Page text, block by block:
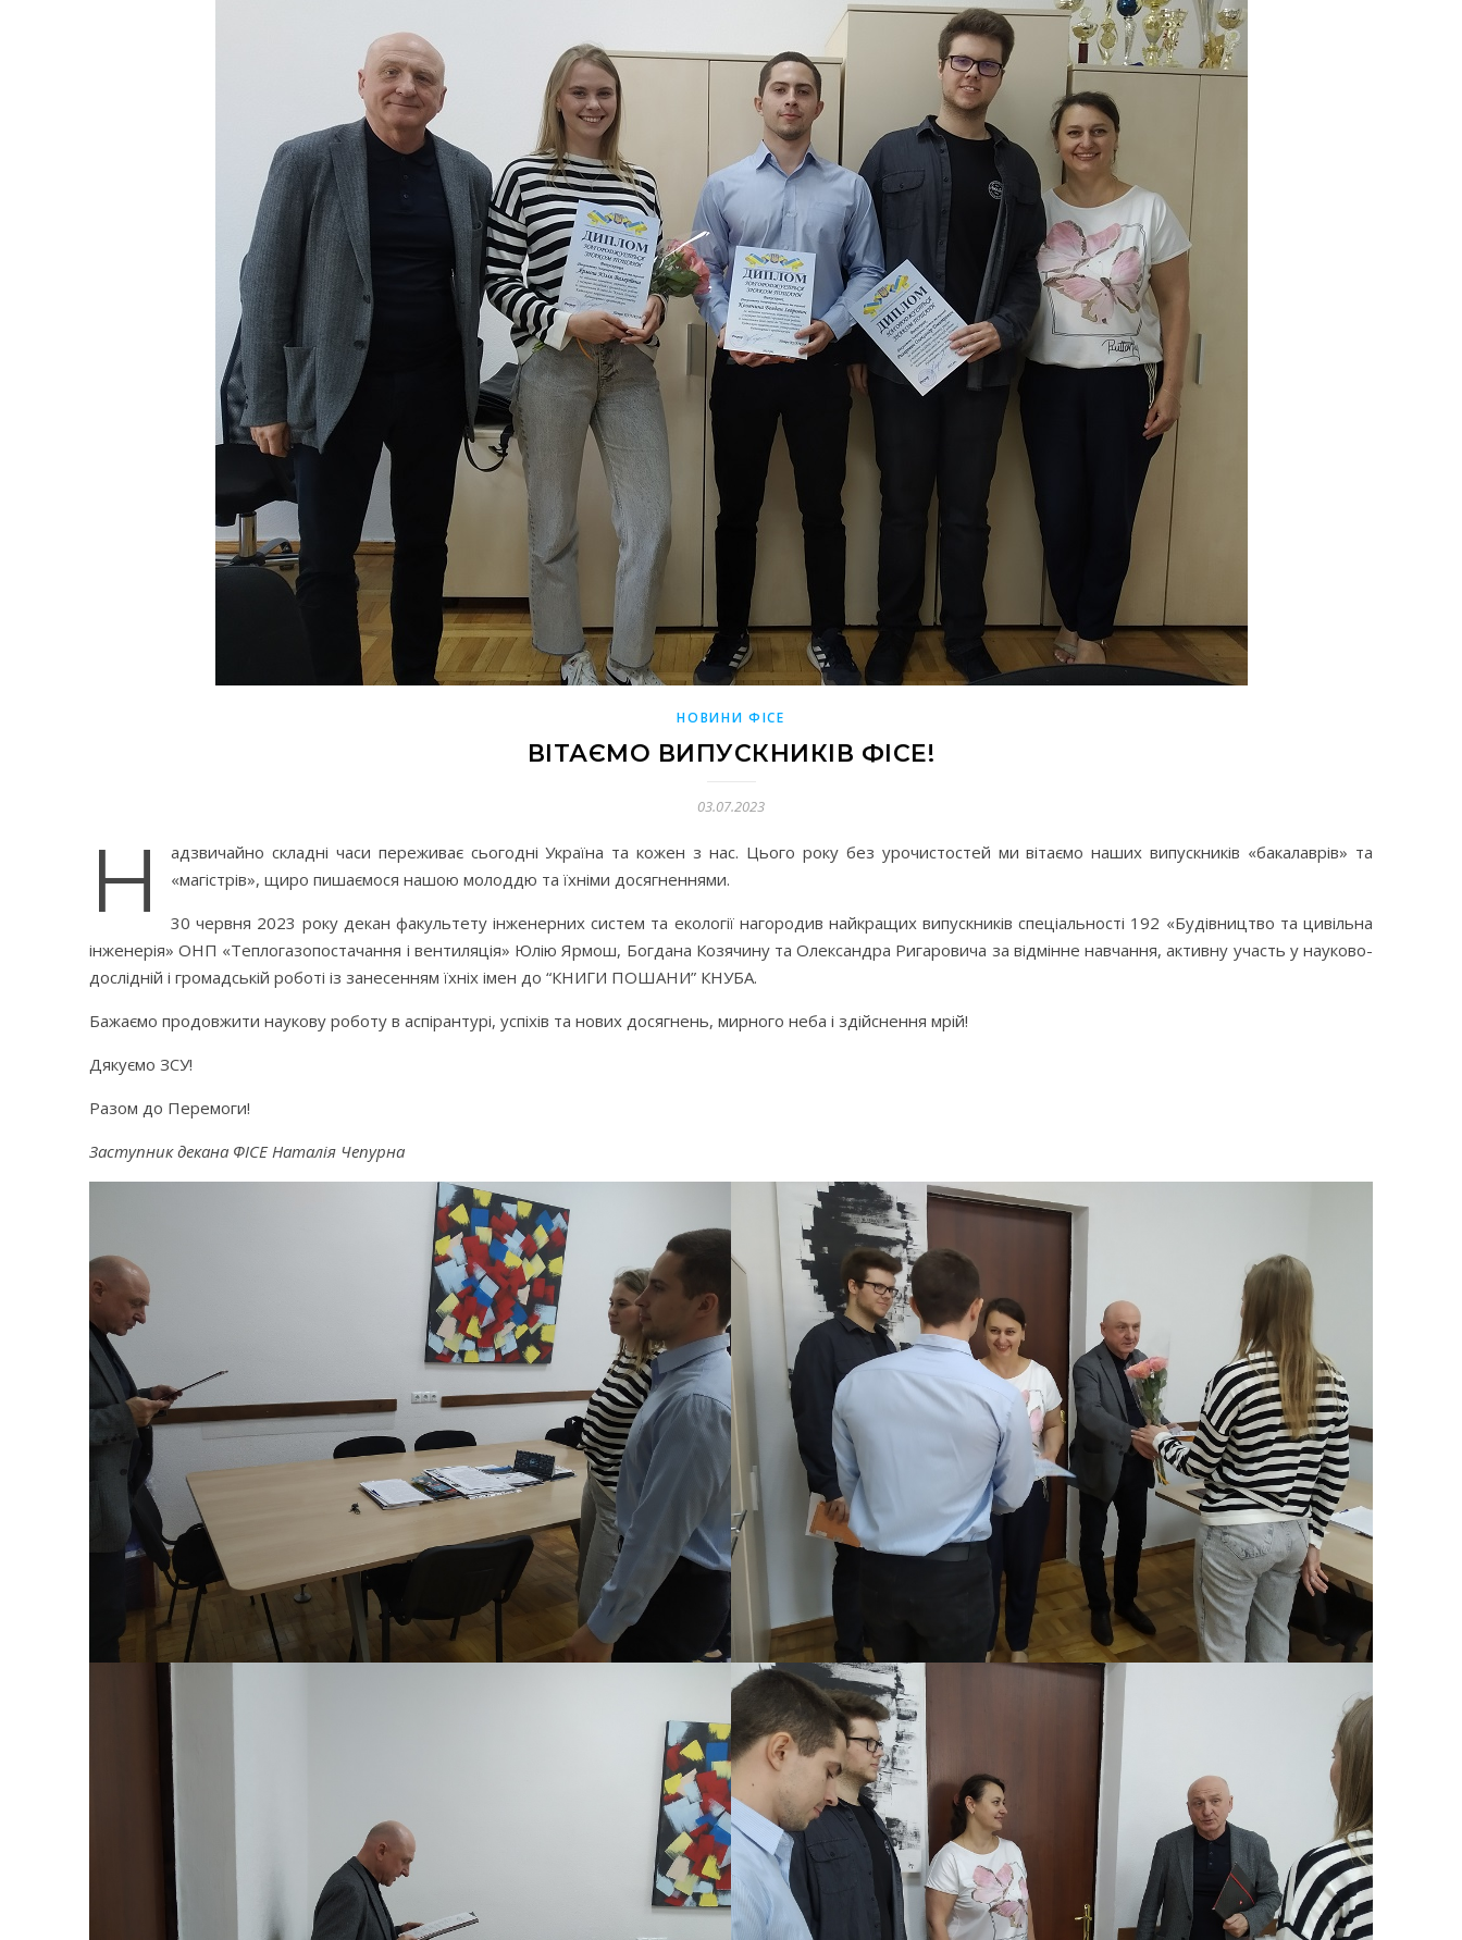
НОВИНИ ФІСЕ
ВІТАЄМО ВИПУСКНИКІВ ФІСЕ!
03.07.2023
Н
адзвичайно складні часи переживає сьогодні Україна та кожен з нас. Цього року без урочистостей ми вітаємо наших випускників «бакалаврів» та
«магістрів», щиро пишаємося нашою молоддю та їхніми досягненнями.
30 червня 2023 року декан факультету інженерних систем та екології нагородив найкращих випускників спеціальності 192 «Будівництво та цивільна
інженерія» ОНП «Теплогазопостачання і вентиляція» Юлію Ярмош, Богдана Козячину та Олександра Ригаровича за відмінне навчання, активну участь у науково-
дослідній і громадській роботі із занесенням їхніх імен до “КНИГИ ПОШАНИ” КНУБА.
Бажаємо продовжити наукову роботу в аспірантурі, успіхів та нових досягнень, мирного неба і здійснення мрій!
Дякуємо ЗСУ!
Разом до Перемоги!
Заступник декана ФІСЕ Наталія Чепурна